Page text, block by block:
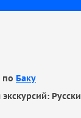
по Баку